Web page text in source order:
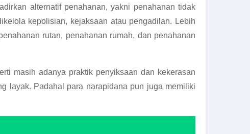
alternatif penahanan, yakni penahanan tidak
kepolisian, kejaksaan atau pengadilan. Lebih
rutan, penahanan rumah, dan penahanan
masih adanya praktik penyiksaan dan kekerasan
layak. Padahal para narapidana pun juga memiliki